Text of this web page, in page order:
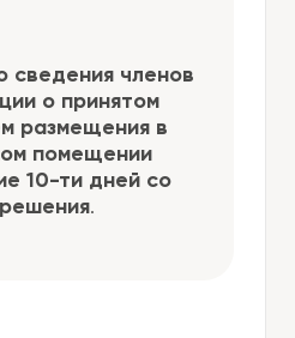
сведения членов
о принятом
размещения в
помещении
10-ти дней со
.